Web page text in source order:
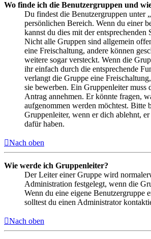
Wo finde ich die Benutzergruppen und
Du findest die Benutzergruppen unter
persönlichen Bereich. Wenn du einer
kannst du dies mit der entsprechenden
Nicht alle Gruppen sind allgemein
eine Freischaltung, andere können
weitere sogar versteckt. Wenn die
ihr einfach durch die entsprechende
verlangt die Gruppe eine
sie bewerben. Ein Gruppenleiter muss
Antrag annehmen. Er könnte fragen,
aufgenommen werden möchtest. Bitte
Gruppenleiter, wenn er dich ablehnt,
dafür haben.
Nach oben
Wie werde ich Gruppenleiter?
Der Leiter einer Gruppe wird
Administration festgelegt, wenn die
Wenn du eine eigene Benutzergruppe
solltest du einen Administrator
Nach oben